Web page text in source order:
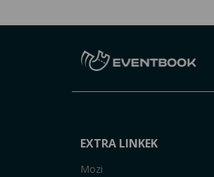
EXTRA LINKEK
Mozi